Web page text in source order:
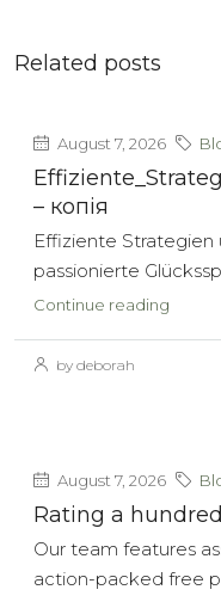
Related posts
August 7, 2026
– копія
Effiziente Strategien
passionierte
Continue reading
by deborah
August 7, 2026
Rating a
Our team features
action-packed free